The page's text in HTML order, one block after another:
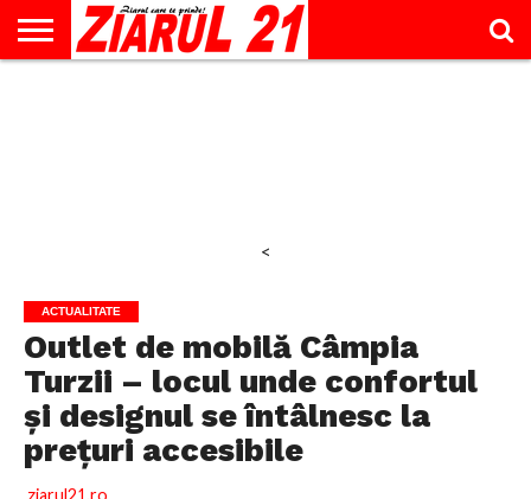
<
ACTUALITATE
Outlet de mobilă Câmpia
Turzii – locul unde confortul
și designul se întâlnesc la
prețuri accesibile
ziarul21.ro